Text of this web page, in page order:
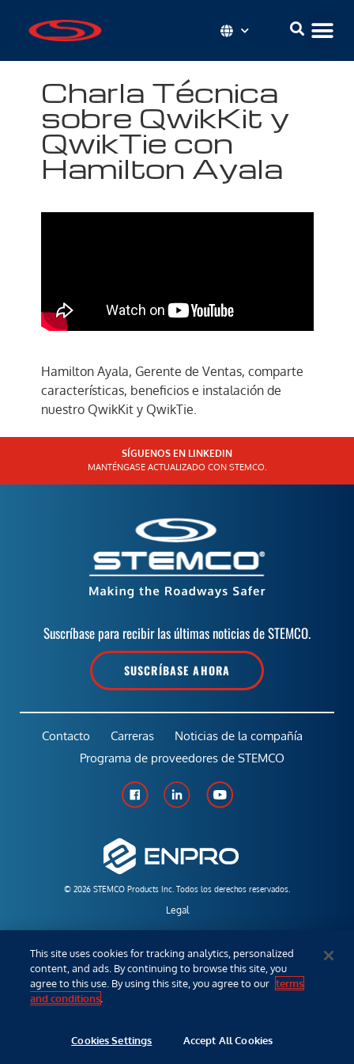
Charla Técnica
sobre QwikKit y
QwikTie con
Hamilton Ayala
Hamilton Ayala, Gerente de Ventas, comparte
características, beneficios e instalación de
nuestro QwikKit y QwikTie.
SÍGUENOS EN LINKEDIN
MANTÉNGASE ACTUALIZADO CON STEMCO.
Suscríbase para recibir las últimas noticias de STEMCO.
SUSCRÍBASE AHORA
© 2026 STEMCO Products Inc. Todos los derechos reservados.
Legal
Empleados
Contacto Carreras
Noticias de la compañía
Programa de proveedores de STEMCO
This site uses cookies for tracking analytics, personalized
content, and ads. By continuing to browse this site, you
agree to this use. By using this site, you agree to our terms
and conditions
Cookies Settings Accept All Cookies